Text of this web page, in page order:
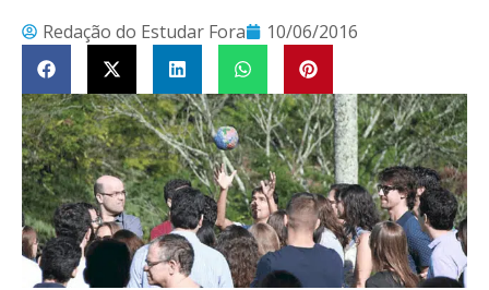
Redação do Estudar Fora 10/06/2016